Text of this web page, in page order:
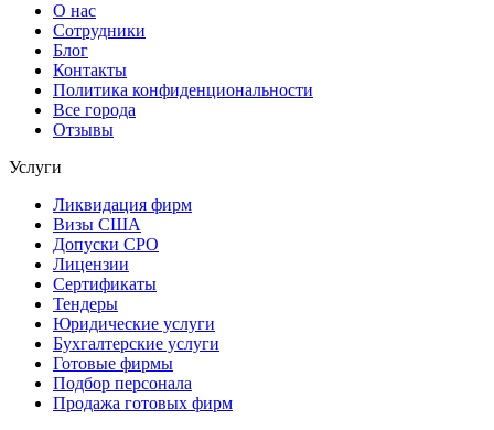
О нас
Сотрудники
Блог
Контакты
Политика конфиденциональности
Все города
Отзывы
Услуги
Ликвидация фирм
Визы США
Допуски СРО
Лицензии
Сертификаты
Тендеры
Юридические услуги
Бухгалтерские услуги
Готовые фирмы
Подбор персонала
Продажа готовых фирм